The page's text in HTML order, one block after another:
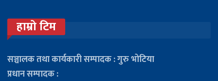
हाम्रो टिम
सञ्चालक तथा कार्यकारी सम्पादक : गुरु भोटिया
प्रधान सम्पादक :